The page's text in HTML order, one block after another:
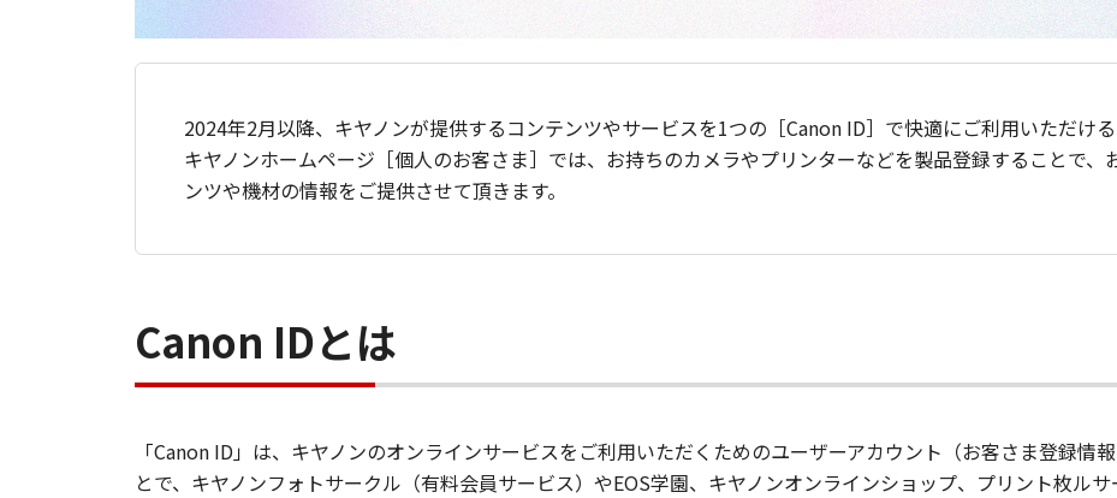
2024年2月以降、キヤノンが提供するコンテンツやサービスを1つの［Canon ID］で快適にご利用いただける
キヤノンホームページ［個人のお客さま］では、お持ちのカメラやプリンターなどを製品登録することで
ンツや機材の情報をご提供させて頂きます。
Canon IDとは
「Canon ID」は、キヤノンのオンラインサービスをご利用いただくためのユーザーアカウント（お客さま登録情
とで、キヤノンフォトサークル（有料会員サービス）やEOS学園、キヤノンオンラインショップ、プリント枚ル